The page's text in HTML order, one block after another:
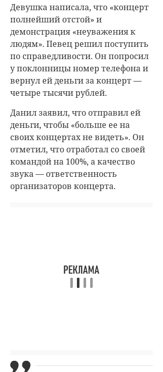
Девушка написала, что «концерт
полнейший отстой» и
демонстрация «неуважения к
людям». Певец решил поступить
по справедливости. Он попросил
у поклонницы номер телефона и
вернул ей деньги за концерт —
четыре тысячи рублей.
Данил заявил, что отправил ей
деньги, чтобы «больше ее на
своих концертах не видеть». Он
отметил, что отработал со своей
командой на 100%, а качество
звука — ответственность
организаторов концерта.